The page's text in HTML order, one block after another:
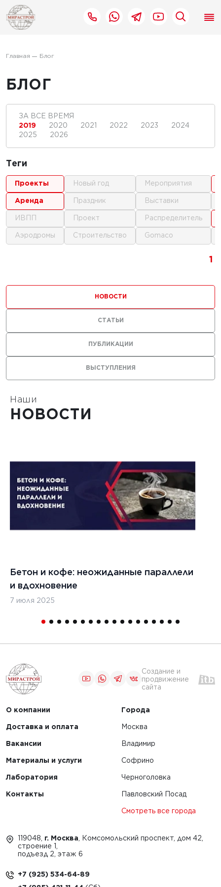
Главная Блог
БЛОГ
1
1
ВЫСТУПЛЕНИЯ
ПУБЛИКАЦИИ
НОВОСТИ
СТАТЬИ
ЗА ВСЕ ВРЕМЯ
2019
2020 2021 2022 2023
2024
2025
2026
Теги
проекты
аренда
ИВПП
аэродромы
новый год
праздник
проект
строительство
мероприятия
выставки
распределитель
gomaco
Наши
НОВОСТИ
Бетон и кофе: неожиданные параллели
и вдохновение
7 июля 2025
Создание и
продвижение
сайта
О компании
Доставка и оплата
Вакансии
Материалы и услуги
Лаборатория
Контакты
Города
Москва
Владимир
Софрино
Черноголовка
Павловский Посад
Смотреть все города
119048, г. Москва , Комсомольский проспект, дом 42,
строение 1,
подъезд 2, этаж 6
+7 (925) 534-64-89